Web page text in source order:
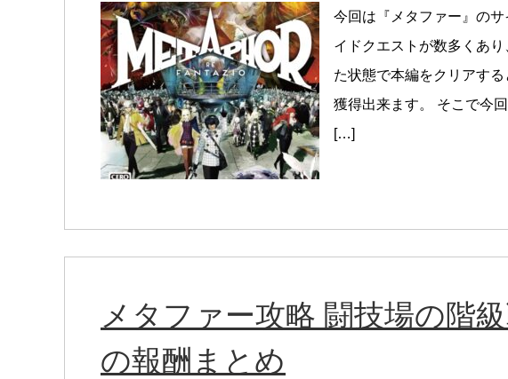
今回は『メタファー』の
イドクエストが数多くあ
た状態で本編をクリアす
獲得出来ます。 そこで今
[…]
メタファー攻略 闘技場の階
の報酬まとめ